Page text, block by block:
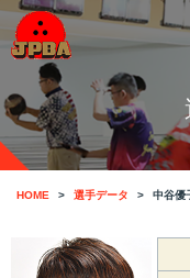
HOME 選手データ 中谷優